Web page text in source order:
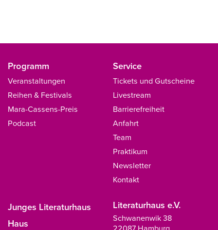
Programm
Veranstaltungen
Reihen & Festivals
Mara-Cassens-Preis
Podcast
Service
Tickets und Gutscheine
Livestream
Barrierefreiheit
Anfahrt
Team
Praktikum
Newsletter
Kontakt
Junges Literaturhaus
Haus
Literaturhaus e.V.
Schwanenwik 38
22087 Hamburg